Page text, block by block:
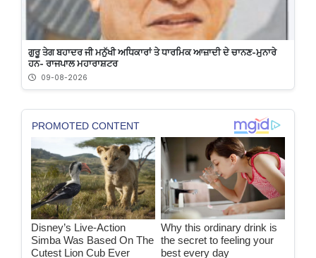
ਗੁਰੂ ਤੇਗ ਬਹਾਦਰ ਜੀ ਮਨੁੱਖੀ ਅਧਿਕਾਰਾਂ ਤੇ ਧਾਰਮਿਕ ਆਜ਼ਾਦੀ ਦੇ ਚਾਨਣ-ਮੁਨਾਰੇ
ਹਨ- ਰਾਜਪਾਲ ਮਹਾਰਾਸ਼ਟਰ
09-08-2026